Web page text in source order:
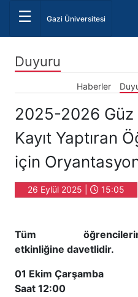
☰ Gazi Üniversitesi
Duyuru
Haberler
2025-2026 Güz
Kayıt Yaptıran
için
26 Eylül 2025 | 15:05
Tüm
etkinliğine davetlidir.
01 Ekim Çarşamba
Saat 12:00